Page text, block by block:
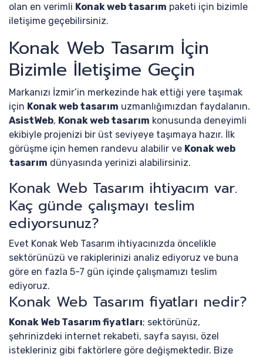
olan en verimli Konak web tasarım paketi için bizimle
iletişime geçebilirsiniz.
Konak Web Tasarım İçin
Bizimle İletişime Geçin
Markanızı İzmir’in merkezinde hak ettiği yere taşımak
için Konak web tasarım uzmanlığımızdan faydalanın.
AsistWeb, Konak web tasarım konusunda deneyimli
ekibiyle projenizi bir üst seviyeye taşımaya hazır. İlk
görüşme için hemen randevu alabilir ve Konak web
tasarım dünyasında yerinizi alabilirsiniz.
Konak Web Tasarım ihtiyacım var.
Kaç günde çalışmayı teslim
ediyorsunuz?
Evet Konak Web Tasarım ihtiyacınızda öncelikle
sektörünüzü ve rakiplerinizi analiz ediyoruz ve buna
göre en fazla 5-7 gün içinde çalışmamızı teslim
ediyoruz.
Konak Web Tasarım fiyatları nedir?
Konak Web Tasarım fiyatları; sektörünüz,
şehrinizdeki internet rekabeti, sayfa sayısı, özel
istekleriniz gibi faktörlere göre değişmektedir. Bize